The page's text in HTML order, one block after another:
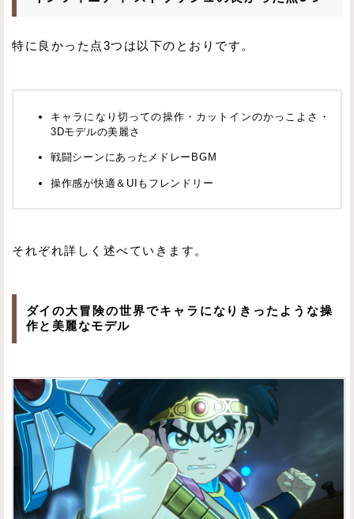
特に良かった点3つは以下のとおりです。
キャラになり切っての操作・カットインのかっこよさ・
3Dモデルの美麗さ
戦闘シーンにあったメドレーBGM
操作感が快適＆UIもフレンドリー
それぞれ詳しく述べていきます。
ダイの大冒険の世界でキャラになりきったような操
作と美麗なモデル